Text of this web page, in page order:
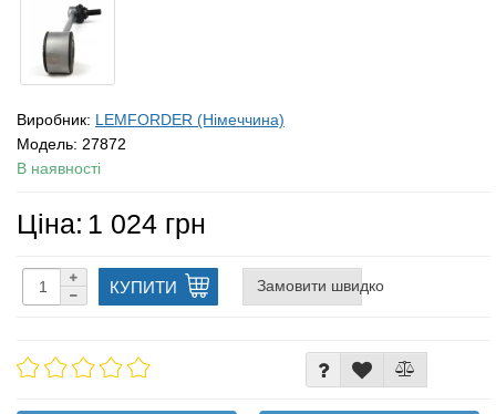
Виробник: LEMFORDER (Німеччина)
Модель: 27872
В наявності
Ціна: 1 024 грн
КУПИТИ Замовити швидко